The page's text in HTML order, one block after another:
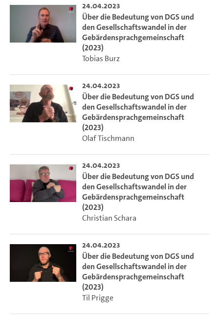
24.04.2023
Über die Bedeutung von DGS und
den Gesellschaftswandel in der
Gebärdensprachgemeinschaft
(2023)
Tobias Burz
24.04.2023
Über die Bedeutung von DGS und
den Gesellschaftswandel in der
Gebärdensprachgemeinschaft
(2023)
Olaf Tischmann
24.04.2023
Über die Bedeutung von DGS und
den Gesellschaftswandel in der
Gebärdensprachgemeinschaft
(2023)
Christian Schara
24.04.2023
Über die Bedeutung von DGS und
den Gesellschaftswandel in der
Gebärdensprachgemeinschaft
(2023)
Til Prigge